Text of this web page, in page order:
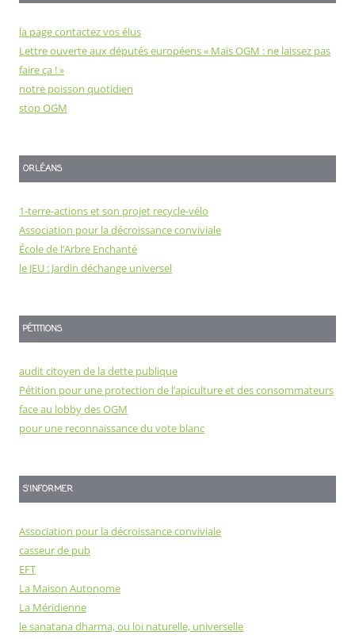
la page contactez vos élus
Lettre ouverte aux députés européens « Maïs OGM : ne laissez pas
faire ça ! »
notre poisson quotidien
stop OGM
ORLÉANS
1-terre-actions et son projet recycle-vélo
Association pour la décroissance conviviale
École de l’Arbre Enchanté
le JEU : Jardin déchange universel
PÉTITIONS
audit citoyen de la dette publique
Pétition pour une protection de l’apiculture et des consommateurs
face au lobby des OGM
pour une reconnaissance du vote blanc
S'INFORMER
Association pour la décroissance conviviale
casseur de pub
EFT
La Maison Autonome
La Méridienne
le sanatana dharma, ou loi naturelle, universelle